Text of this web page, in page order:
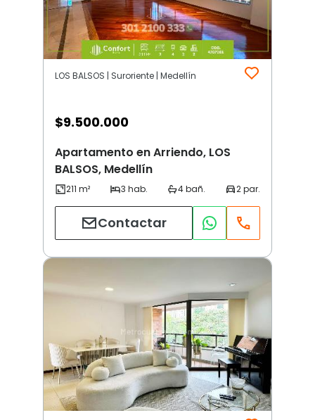
LOS BALSOS | Suroriente | Medellín
$9.500.000
Apartamento en Arriendo, LOS
BALSOS, Medellín
Contactar